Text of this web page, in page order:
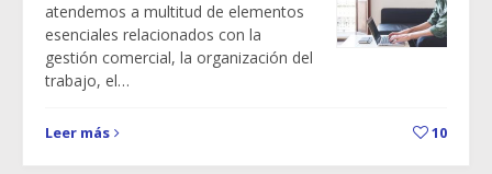
atendemos a multitud de elementos
esenciales relacionados con la
gestión comercial, la organización del
trabajo, el…
Leer más 10